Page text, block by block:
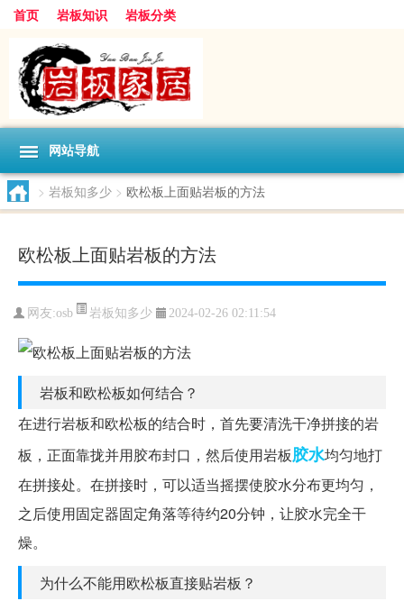
首页 岩板知识 岩板分类
网站导航
> 岩板知多少 > 欧松板上面贴岩板的方法
欧松板上面贴岩板的方法
网友:osb 岩板知多少 2024-02-26 02:11:54
岩板和欧松板如何结合？
在进行岩板和欧松板的结合时，首先要清洗干净拼接的岩
板，正面靠拢并用胶布封口，然后使用岩板胶水均匀地打
在拼接处。在拼接时，可以适当摇摆使胶水分布更均匀，
之后使用固定器固定角落等待约20分钟，让胶水完全干
燥。
为什么不能用欧松板直接贴岩板？